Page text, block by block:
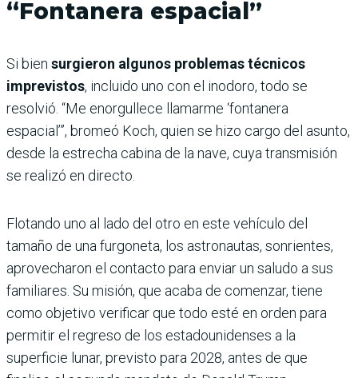
“Fontanera espacial”
Si bien surgieron algunos problemas técnicos
imprevistos, incluido uno con el inodoro, todo se
resolvió. “Me enorgullece llamarme ‘fontanera
espacial’”, bromeó Koch, quien se hizo cargo del asunto,
desde la estrecha cabina de la nave, cuya transmisión
se realizó en directo.
Flotando uno al lado del otro en este vehículo del
tamaño de una furgoneta, los astronautas, sonrientes,
aprovecharon el contacto para enviar un saludo a sus
familiares. Su misión, que acaba de comenzar, tiene
como objetivo verificar que todo esté en orden para
permitir el regreso de los estadounidenses a la
superficie lunar, previsto para 2028, antes de que